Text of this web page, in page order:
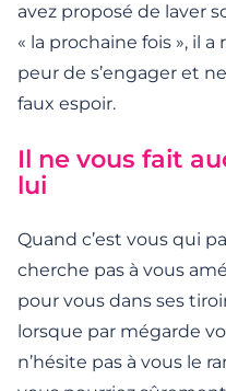
avez proposé de laver
« la prochaine fois », il a
peur de s’engager et
faux espoir.
Il ne vous fait
lui
Quand c’est vous qui
cherche pas à vous
pour vous dans ses
lorsque par mégarde
n’hésite pas à vous le